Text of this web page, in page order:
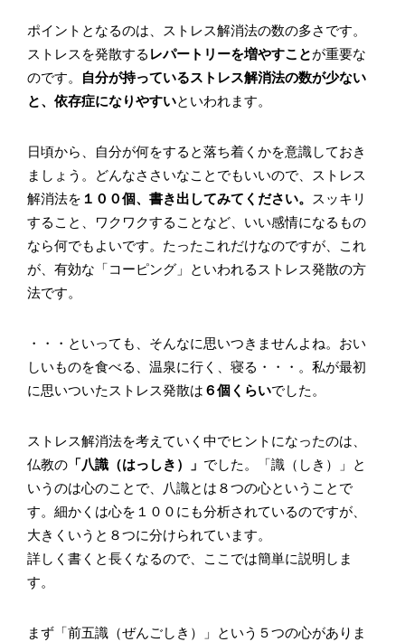
ポイントとなるのは、ストレス解消法の数の多さです。
ストレスを発散する レパートリーを増やすことが重要な
のです。
自分が持っているストレス解消法の数が少ない
と、依存症になりやすいといわれます。
日頃から、自分が何をすると落ち着くかを意識しておき
ましょう。どんなささいなことでもいいので、ストレス
解消法を １００個、書き出してみてください。
スッキリ
すること、ワクワクすることなど、いい感情になるもの
なら何でもよいです。たったこれだけなのですが、これ
が、有効な「コーピング」といわれるストレス発散の方
法です。
・・・といっても、そんなに思いつきませんよね。おい
しいものを食べる、温泉に行く、寝る・・・。私が最初
に思いついたストレス発散は ６個くらいでした。
ストレス解消法を考えていく中でヒントになったのは、
仏教の 「八識（はっしき）」 でした。「識（しき）」と
いうのは心のことで、八識とは８つの心ということで
す。細かくは心を１００にも分析されているのですが、
大きくいうと８つに分けられています。
詳しく書くと長くなるので、ここでは簡単に説明しま
す。
まず「前五識（ぜんごしき）」という５つの心がありま